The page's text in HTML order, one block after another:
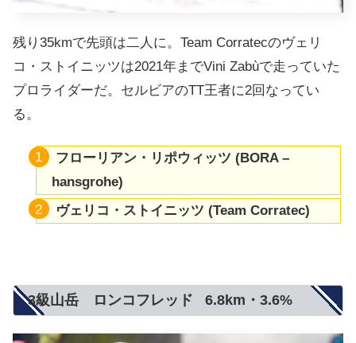
残り35kmで先頭は二人に。Team Corratecのヴェリ
コ・ストイニッツは2021年までVini Zabùで走っていた
プロライダーだ。セルビアのTT王者に2回なってい
る。
フローリアン・リポウィッツ (BORA –
hansgrohe)
ヴェリコ・ストイニッツ (Team Corratec)
3級山岳 ロンコフレッド 6.8km・3.6%